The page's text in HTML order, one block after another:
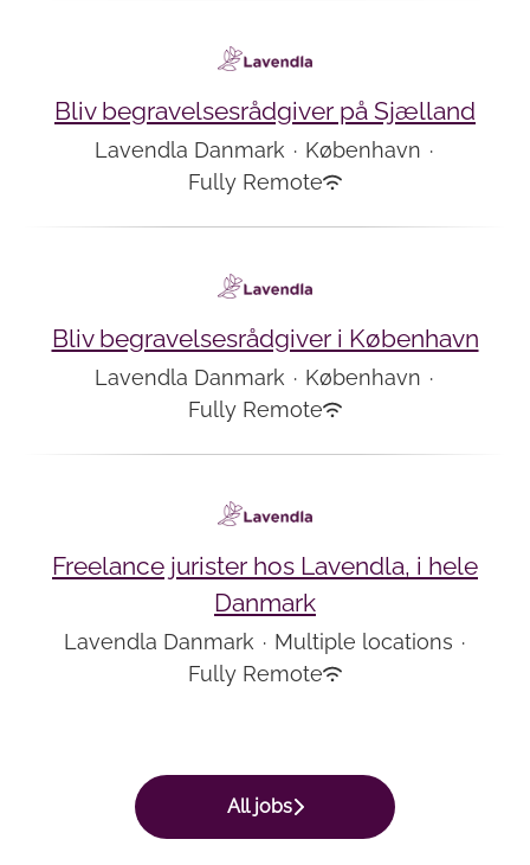
Bliv begravelsesrådgiver på Sjælland
Lavendla Danmark · København ·
Fully Remote
Bliv begravelsesrådgiver i København
Lavendla Danmark · København ·
Fully Remote
Freelance jurister hos Lavendla, i hele
Danmark
Lavendla Danmark · Multiple locations ·
Fully Remote
All jobs